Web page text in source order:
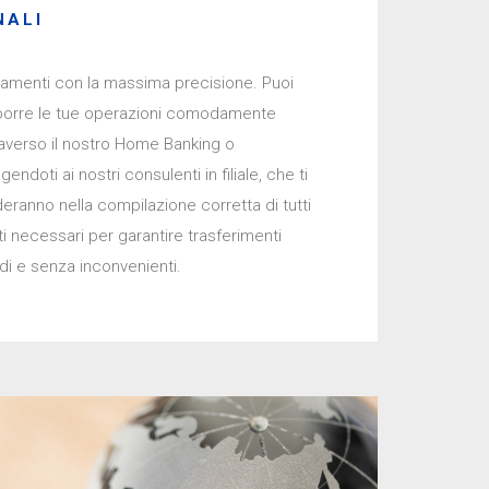
con la massima precisione. Puoi
e senza inconvenienti.